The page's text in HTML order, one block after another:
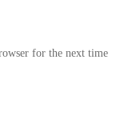
for the next time